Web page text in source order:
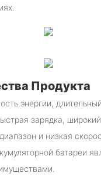
Продукта
энергии,
зарядка, широкий
и низкая
батареи